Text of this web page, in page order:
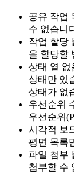
공유 작업
수 없습니
작업 할당
을 할당할
상태 열 없
상태만 있
상태가 없
우선순위
우선순위
시각적 보
평면 목록
파일 첨부
첨부할 수